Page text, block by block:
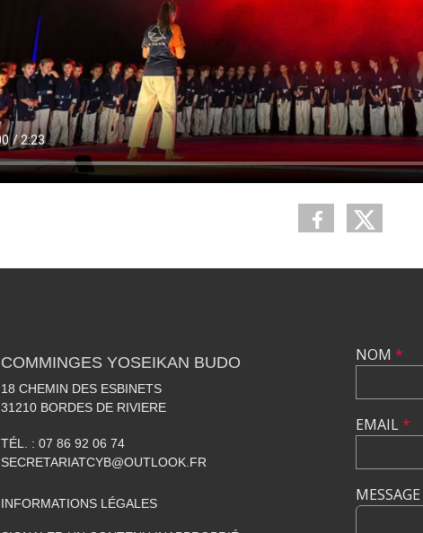
COMMINGES YOSEIKAN BUDO
18 CHEMIN DES ESBINETS
31210 BORDES DE RIVIERE
TÉL. : 07 86 92 06 74
SECRETARIATCYB@OUTLOOK.FR
INFORMATIONS LÉGALES
NOM *
EMAIL*
MESSAGE